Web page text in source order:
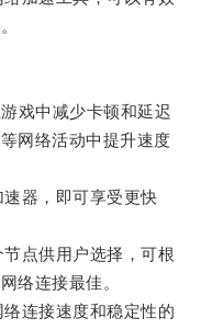
戏中减少卡顿和延迟
网络活动中提升速度
器，即可享受更快
点供用户选择，可根
络连接最佳。
连接速度和稳定性的